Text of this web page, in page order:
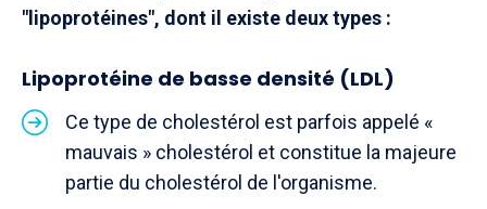
"lipoprotéines", dont il existe deux types :
Lipoprotéine de basse densité (LDL)
Ce type de cholestérol est parfois appelé «
mauvais » cholestérol et constitue la majeure
partie du cholestérol de l'organisme.